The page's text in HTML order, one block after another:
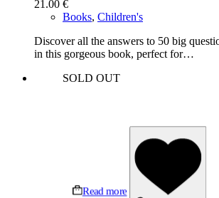
21.00 €
Books, Children's
Discover all the answers to 50 big
in this gorgeous book, perfect for…
SOLD OUT
Read more